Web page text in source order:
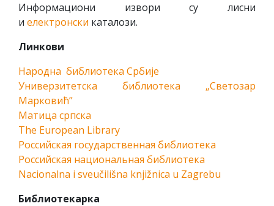
Информациони извори су лисни
и електронски каталози.
Линкови
Народна библиотека Србије
Универзитетска библиотека „Светозар
Марковић”
Матица српска
The European Library
Российская государственная библиотека
Российская национальная библиотека
Nacionalna i sveučilišna knjižnica u Zagrebu
Библиотекарка